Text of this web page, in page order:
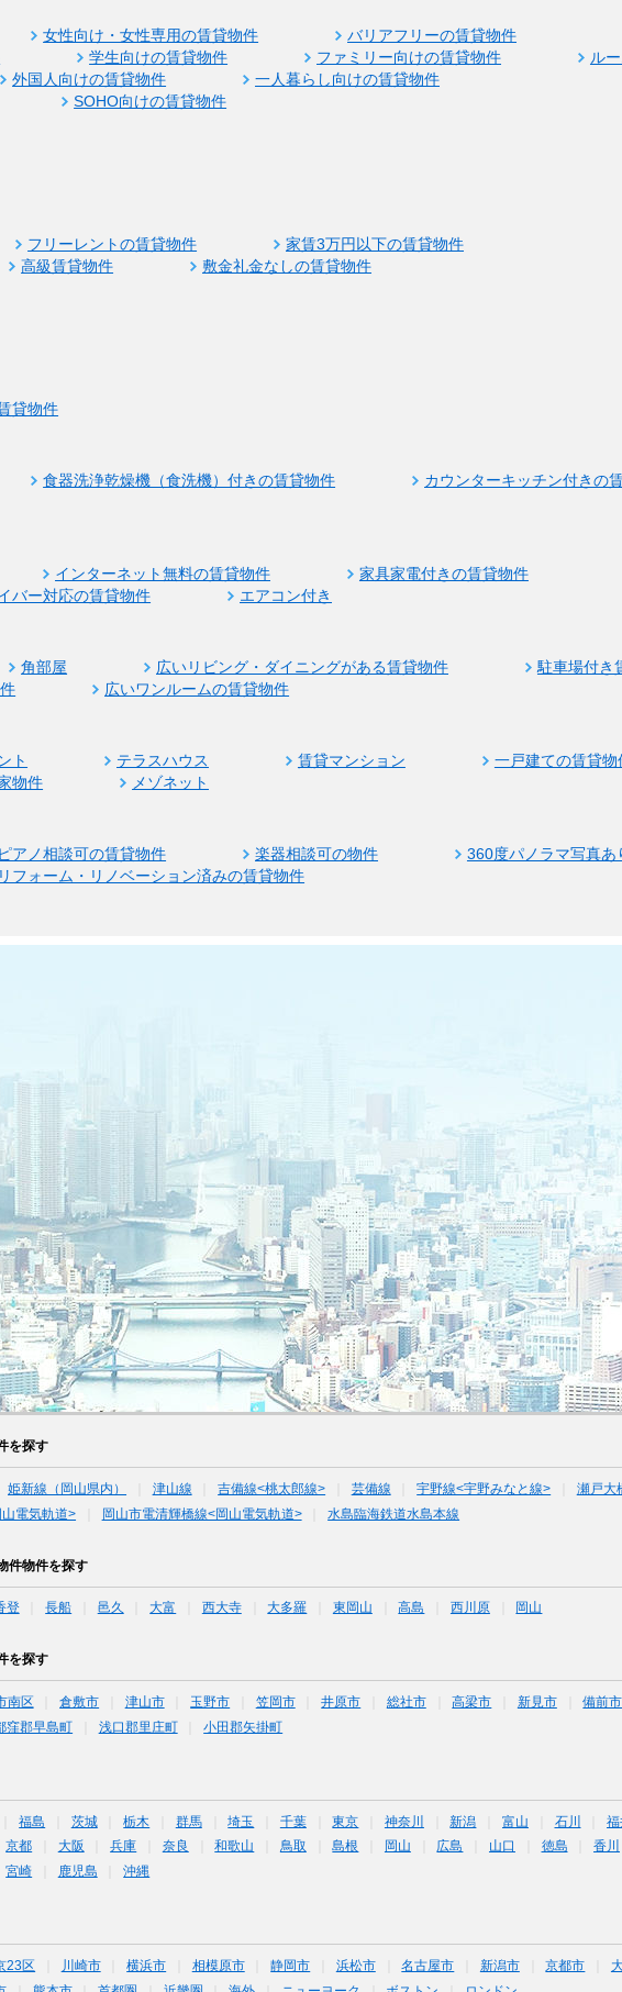
女性向け・女性専用の賃貸物件
バリアフリーの賃貸物件
学生向けの賃貸物件 ファミリー向けの賃貸物件
ル
外国人向けの賃貸物件
一人暮らし向けの賃貸物件
SOHO向けの賃貸物件
フリーレントの賃貸物件
家賃3万円以下の賃貸物件
高級賃貸物件 敷金礼金なしの賃貸物件
貸物件
食器洗浄乾燥機（食洗機）付きの賃貸物件
カウンターキッチン付きの
インターネット無料の賃貸物件
家具家電付きの賃貸物件
バー対応の賃貸物件 エアコン付き
角部屋 広いリビング・ダイニングがある賃貸物件
駐車場付き
広いワンルームの賃貸物件
ト テラスハウス 賃貸マンション
一戸建ての賃貸物
物件 メゾネット
ピアノ相談可の賃貸物件 楽器相談可の物件
360度パノラマ写真あ
リフォーム・リノベーション済みの賃貸物件
を探す
姫新線（岡山県内） 津山線 吉備線<桃太郎線> 芸備線 宇野線<宇野みなと線> 瀬戸大
電気軌道> 岡山市電清輝橋線<岡山電気軌道> 水島臨海鉄道水島本線
件物件を探す
登 長船 邑久 大富 西大寺 大多羅 東岡山 高島 西川原 岡山
を探す
南区 倉敷市 津山市 玉野市 笠岡市 井原市 総社市 高梁市 新見市 備前市
窪郡早島町 浅口郡里庄町 小田郡矢掛町
福島 茨城 栃木 群馬 埼玉 千葉 東京 神奈川 新潟 富山 石川 福
京都 大阪 兵庫 奈良 和歌山 鳥取 島根 岡山 広島 山口 徳島 香川
宮崎 鹿児島 沖縄
23区 川崎市 横浜市 相模原市 静岡市 浜松市 名古屋市 新潟市 京都市